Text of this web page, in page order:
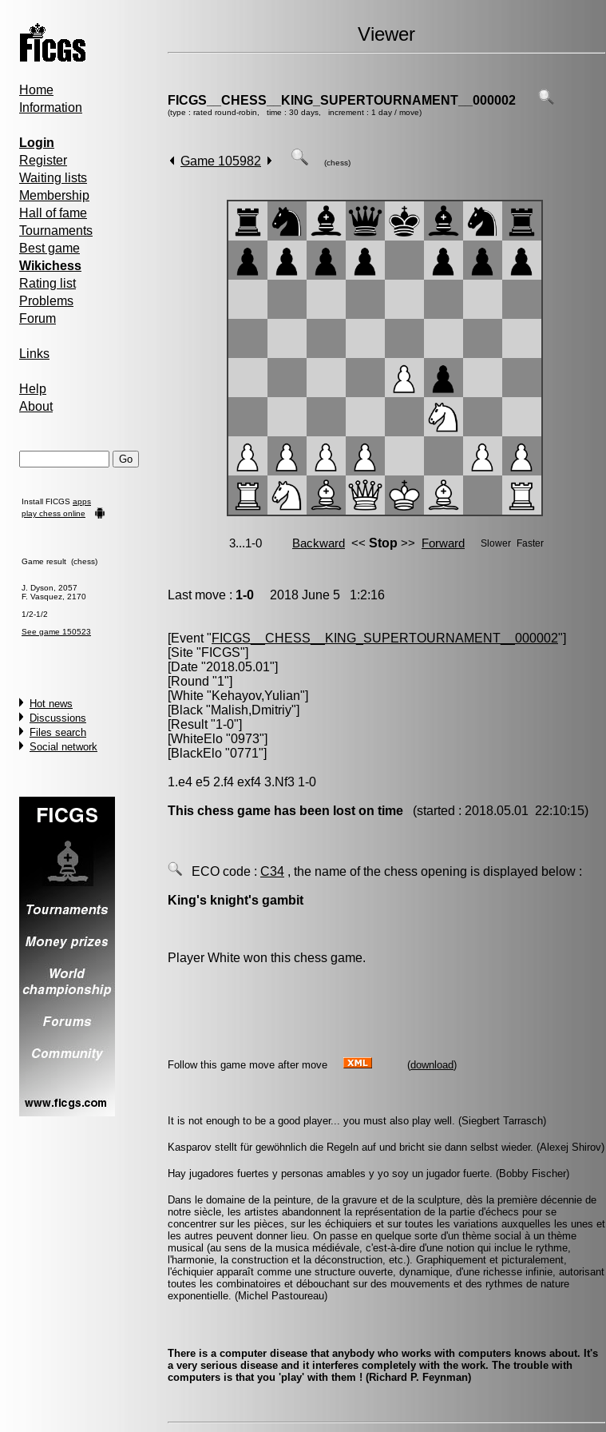
Home
Information
Login
Register
Waiting lists
Membership
Hall of fame
Tournaments
Best game
Wikichess
Rating list
Problems
Forum
Links
Help
About
Install FICGS apps
play chess online
Game result (chess)
J. Dyson, 2057
F. Vasquez, 2170
1/2-1/2
See game 150523
Hot news
Discussions
Files search
Social network
Viewer
FICGS__CHESS__KING_SUPERTOURNAMENT__000002
(type : rated round-robin, time : 30 days, increment : 1 day / move)
Game 105982 (chess)
Last move : 1-0 2018 June 5 1:2:16
[Event "FICGS__CHESS__KING_SUPERTOURNAMENT__000002"]
[Site "FICGS"]
[Date "2018.05.01"]
[Round "1"]
[White "Kehayov,Yulian"]
[Black "Malish,Dmitriy"]
[Result "1-0"]
[WhiteElo "0973"]
[BlackElo "0771"]
1.e4 e5 2.f4 exf4 3.Nf3 1-0
This chess game has been lost on time (started : 2018.05.01 22:10:15)
ECO code : C34 , the name of the chess opening is displayed below :
King's knight's gambit
Player White won this chess game.
Follow this game move after move (download)
It is not enough to be a good player... you must also play well. (Siegbert Tarrasch)
Kasparov stellt für gewöhnlich die Regeln auf und bricht sie dann selbst wieder. (Alexej Shirov)
Hay jugadores fuertes y personas amables y yo soy un jugador fuerte. (Bobby Fischer)
Dans le domaine de la peinture, de la gravure et de la sculpture, dès la première décennie de
notre siècle, les artistes abandonnent la représentation de la partie d'échecs pour se
concentrer sur les pièces, sur les échiquiers et sur toutes les variations auxquelles les unes et
les autres peuvent donner lieu. On passe en quelque sorte d'un thème social à un thème
musical (au sens de la musica médiévale, c'est-à-dire d'une notion qui inclue le rythme,
l'harmonie, la construction et la déconstruction, etc.). Graphiquement et picturalement,
l'échiquier apparaît comme une structure ouverte, dynamique, d'une richesse infinie, autorisant
toutes les combinatoires et débouchant sur des mouvements et des rythmes de nature
exponentielle. (Michel Pastoureau)
There is a computer disease that anybody who works with computers knows about. It's
a very serious disease and it interferes completely with the work. The trouble with
computers is that you 'play' with them ! (Richard P. Feynman)